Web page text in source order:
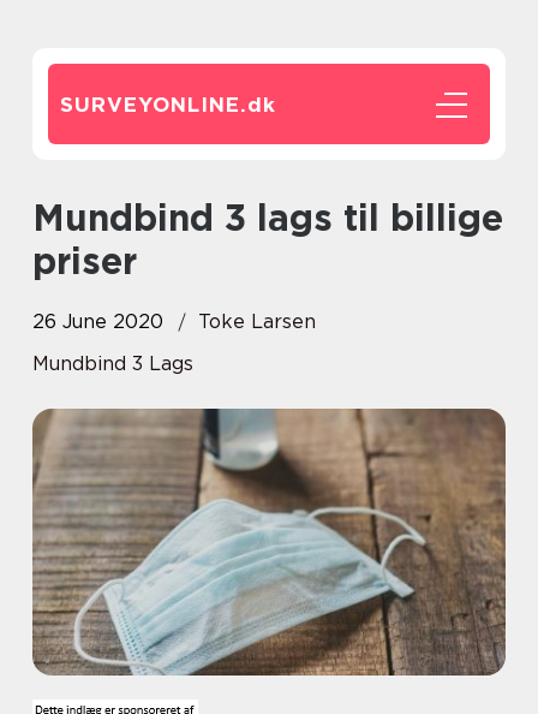
SURVEYONLINE.dk
Mundbind 3 lags til billige
priser
26 June 2020
Toke Larsen
Mundbind 3 Lags